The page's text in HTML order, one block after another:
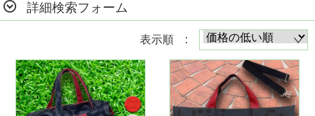
詳細検索フォーム
表示順 :